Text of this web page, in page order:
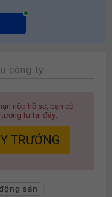
công ty
nộp hồ sơ, bạn có
tự tại đây:
TRƯỞNG
sản